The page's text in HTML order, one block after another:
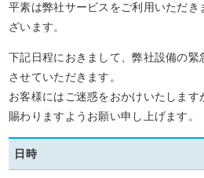
平素は弊社サービスをご利用いただ
ざいます。
下記日程におきまして、弊社設備の
させていただきます。
お客様にはご迷惑をおかけいたします
賜わりますようお願い申し上げます。
日時